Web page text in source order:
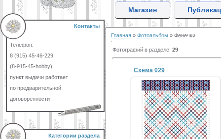
Контакты
Телефон:
8 (915) 45-46-229
(8-915-45-hobby)
пункт выдачи работает
по предварительной
договоренности
Категории раздела
Магазин
Главная » Фотоальбом » Фенечки
Фотографий в разделе: 29
Схема 029